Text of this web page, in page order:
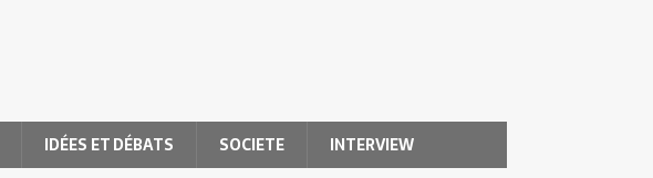
IDÉES ET DÉBATS SOCIETE INTERVIEW